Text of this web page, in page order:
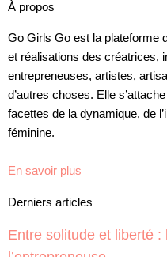
À propos
Go Girls Go est la plateforme
et réalisations des créatrices,
entrepreneuses, artistes,
d’autres choses. Elle
facettes de la dynamique, de
féminine.
En savoir plus
Derniers articles
Entre solitude et liberté :